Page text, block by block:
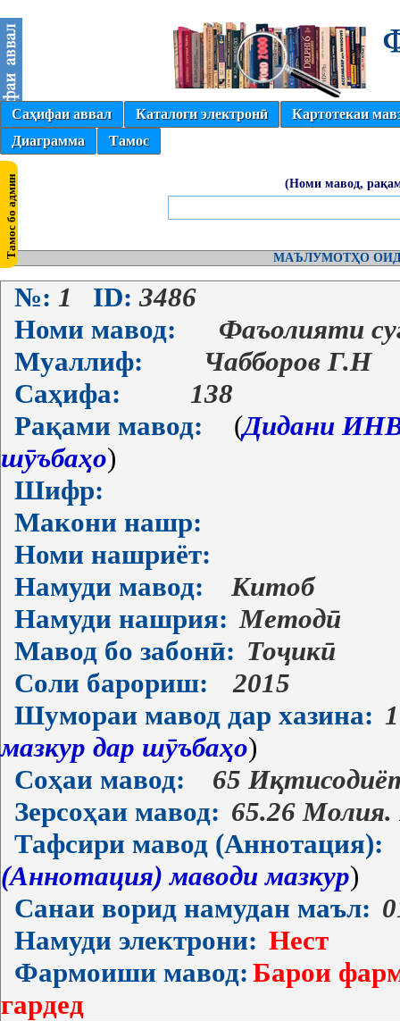
Саҳифаи аввал Каталоги электронӣ
Картотекаи
Диаграмма
Тамос
(Номи мавод,
МАЪЛУМОТҲО
№: 1 ID: 3486
Номи мавод:
Фаъолияти
Муаллиф:
Чабборов Г.Н
Саҳифа:
138
Рақами мавод:
(Дидани
шӯъбаҳо)
Шифр:
Макони нашр:
Номи нашриёт:
Намуди мавод:
Китоб
Намуди нашрия: Методӣ
Мавод бо забонӣ: Тоҷикӣ
Соли барориш:
2015
Шумораи мавод дар хазина:
мазкур дар шӯъбаҳо)
Соҳаи мавод:
65
Зерсоҳаи мавод: 65.26 Молия.
Тафсири мавод (Аннотация):
(Аннотация) маводи мазкур)
Санаи ворид намудан маъл:
Намуди электрони: Нест
Фармоиши мавод: Барои
гардед